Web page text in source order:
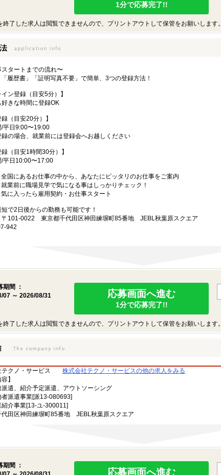
1分で応募完了!!
了した求人は閲覧できませんので、プリントアウトして保管をお願いします。
スタートまでの流れ〜
履歴書」「証明写真不要」で簡単、3つの登録方法！
イン登録（目安5分）】
好きな時間に登録OK
録（目安20分）】
/平日9:00〜19:00
の場合、就業前には登録会へお越しください
録（目安1時間30分）】
/平日10:00〜17:00
国にあるお仕事の中から、あなたにピッタリのお仕事をご案内
業前に職場見学で気になる事はしっかりチェック！
に入ったら雇用契約・お仕事スタート
で2日後からの勤務も可能です！
〒101-0022 東京都千代田区神田練塀町85番地 JEBL秋葉原スクエア
942
期間 ：
07 ～ 2026/08/31
応募画面へ進む
1分で応募完了!!
了した求人は閲覧できませんので、プリントアウトして保管をお願いします。
クノ・サービス
株式会社テクノ・サービスの他の求人をみる
】
派遣、紹介予定派遣、アウトソーシング
者派遣事業[派13-080693]
紹介事業[13-ユ-300011]
代田区神田練塀町85番地 JEBL秋葉原スクエア
期間 ：
応募画面へ進む